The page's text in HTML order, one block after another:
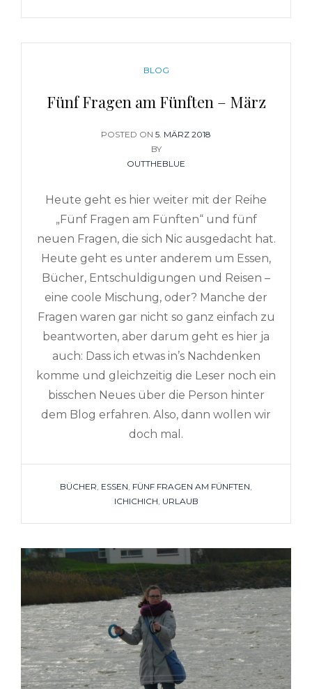
CATEGORIES
BLOG
Fünf Fragen am Fünften – März
POSTED ON POSTED
ON
5. MÄRZ 2018
BY
OUTTHEBLUE
Heute geht es hier weiter mit der Reihe
„Fünf Fragen am Fünften“ und fünf
neuen Fragen, die sich Nic ausgedacht hat.
Heute geht es unter anderem um Essen,
Bücher, Entschuldigungen und Reisen –
eine coole Mischung, oder? Manche der
Fragen waren gar nicht so ganz einfach zu
beantworten, aber darum geht es hier ja
auch: Dass ich etwas in’s Nachdenken
komme und gleichzeitig die Leser noch ein
bisschen Neues über die Person hinter
dem Blog erfahren. Also, dann wollen wir
doch mal.
TAGS
BÜCHER ESSEN FÜNF FRAGEN AM FÜNFTEN
ICHICHICH URLAUB